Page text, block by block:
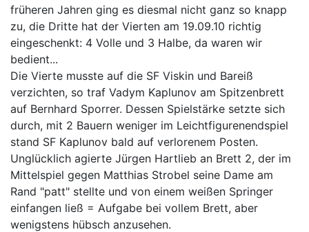
früheren Jahren ging es diesmal nicht ganz so knapp
zu, die Dritte hat der Vierten am 19.09.10 richtig
eingeschenkt: 4 Volle und 3 Halbe, da waren wir
bedient...
Die Vierte musste auf die SF Viskin und Bareiß
verzichten, so traf Vadym Kaplunov am Spitzenbrett
auf Bernhard Sporrer. Dessen Spielstärke setzte sich
durch, mit 2 Bauern weniger im Leichtfigurenendspiel
stand SF Kaplunov bald auf verlorenem Posten.
Unglücklich agierte Jürgen Hartlieb an Brett 2, der im
Mittelspiel gegen Matthias Strobel seine Dame am
Rand "patt" stellte und von einem weißen Springer
einfangen ließ = Aufgabe bei vollem Brett, aber
wenigstens hübsch anzusehen.